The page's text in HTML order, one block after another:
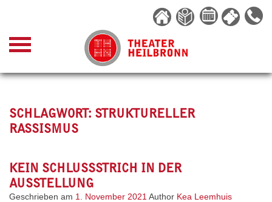
content
SCHLAGWORT: STRUKTURELLER
RASSISMUS
KEIN SCHLUSSSTRICH IN DER
AUSSTELLUNG
Geschrieben am 1. November 2021 Author Kea Leemhuis